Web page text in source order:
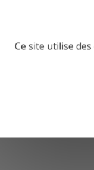
sur tous types de
Ce site utilise